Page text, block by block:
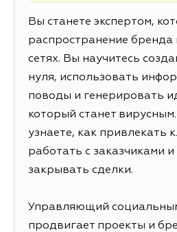
Вы станете экспертом,
распространение бренда
сетях. Вы научитесь
нуля, использовать
поводы и генерировать
который станет
узнаете, как привлекать
работать с заказчиками
закрывать сделки.
Управляющий
продвигает проекты и